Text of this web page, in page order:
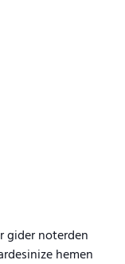
gider noterden
hemen